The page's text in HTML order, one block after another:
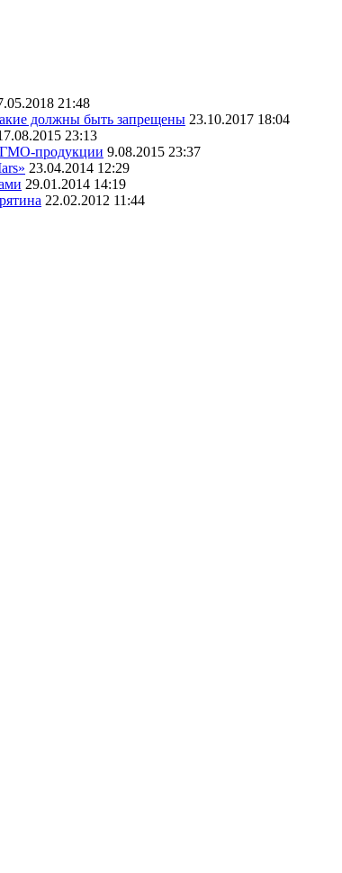
21:48
должны быть запрещены 23.10.2017 18:04
23:13
ГМО-продукции 9.08.2015 23:37
23.04.2014 12:29
29.01.2014 14:19
22.02.2012 11:44